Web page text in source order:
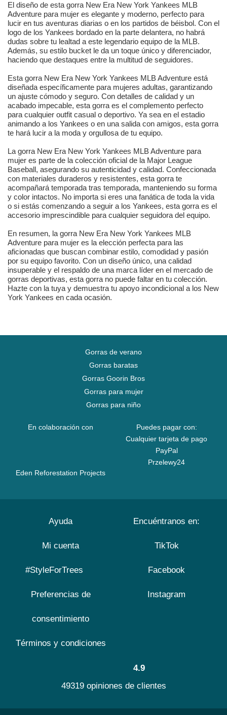
El diseño de esta gorra New Era New York Yankees MLB
Adventure para mujer es elegante y moderno, perfecto para
lucir en tus aventuras diarias o en los partidos de béisbol. Con el
logo de los Yankees bordado en la parte delantera, no habrá
dudas sobre tu lealtad a este legendario equipo de la MLB.
Además, su estilo bucket le da un toque único y diferenciador,
haciendo que destaques entre la multitud de seguidores.
Esta gorra New Era New York Yankees MLB Adventure está
diseñada específicamente para mujeres adultas, garantizando
un ajuste cómodo y seguro. Con detalles de calidad y un
acabado impecable, esta gorra es el complemento perfecto
para cualquier outfit casual o deportivo. Ya sea en el estadio
animando a los Yankees o en una salida con amigos, esta gorra
te hará lucir a la moda y orgullosa de tu equipo.
La gorra New Era New York Yankees MLB Adventure para
mujer es parte de la colección oficial de la Major League
Baseball, asegurando su autenticidad y calidad. Confeccionada
con materiales duraderos y resistentes, esta gorra te
acompañará temporada tras temporada, manteniendo su forma
y color intactos. No importa si eres una fanática de toda la vida
o si estás comenzando a seguir a los Yankees, esta gorra es el
accesorio imprescindible para cualquier seguidora del equipo.
En resumen, la gorra New Era New York Yankees MLB
Adventure para mujer es la elección perfecta para las
aficionadas que buscan combinar estilo, comodidad y pasión
por su equipo favorito. Con un diseño único, una calidad
insuperable y el respaldo de una marca líder en el mercado de
gorras deportivas, esta gorra no puede faltar en tu colección.
Hazte con la tuya y demuestra tu apoyo incondicional a los New
York Yankees en cada ocasión.
Gorras de verano
Gorras baratas
Gorras Goorin Bros
Gorras para mujer
Gorras para niño
En colaboración con
Eden Reforestation Projects
Puedes pagar con:
Cualquier tarjeta de pago
PayPal
Przelewy24
Ayuda
Mi cuenta
#StyleForTrees
Preferencias de
consentimiento
Términos y condiciones
Encuéntranos en:
TikTok
Facebook
Instagram
4.9
49319 opiniones de clientes